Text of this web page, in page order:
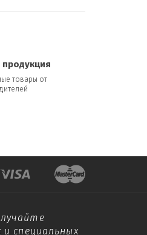
товары от
специальных